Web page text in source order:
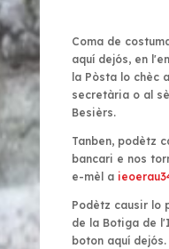
Coma de
aquí dejós, en
la Pòsta lo chèc
secretària o al
Besièrs.
Tanben, podètz
bancari e nos
e-mèl a
Podètz causir lo
de la Botiga de
boton aquí dejós.